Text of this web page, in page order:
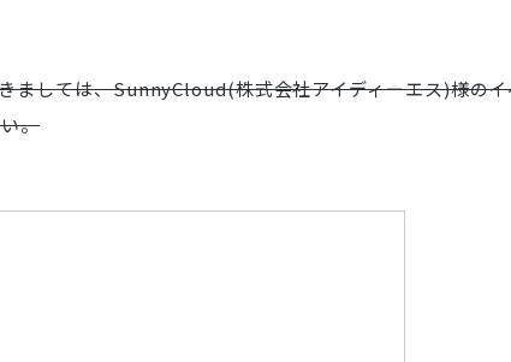
ましては、SunnyCloud(株式会社アイディーエス)様の
。